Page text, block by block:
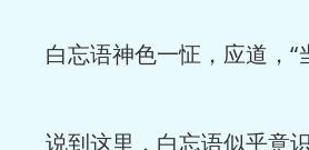
白忘语神色一怔，应道，“
说到这里，白忘语似乎意识